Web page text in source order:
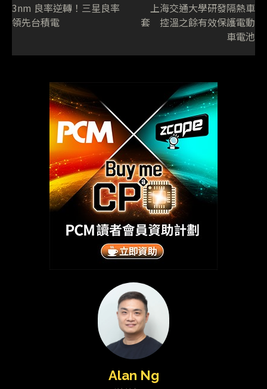
3nm 良率逆轉！三星良率
領先台積電
上海交通大學研發隔熱車
套 控溫之餘有效保護電動
車電池
Alan Ng